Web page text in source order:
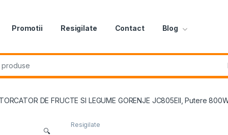
Promotii Resigilate Contact Blog
DE FRUCTE SI LEGUME GORENJE JC805EII, Putere
🔍
Resigilate